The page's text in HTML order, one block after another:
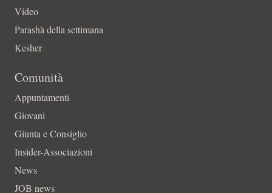
Video
Parashà della settimana
Kesher
Comunità
Appuntamenti
Giovani
Giunta e Consiglio
Insider-Associazioni
News
JOB news